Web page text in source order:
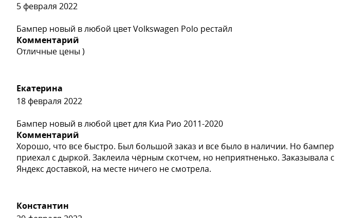
5 февраля 2022
Бампер новый в любой цвет Volkswagen Polo рестайл
Комментарий
Отличные цены )
Екатерина
18 февраля 2022
Бампер новый в любой цвет для Киа Рио 2011-2020
Комментарий
Хорошо, что все быстро. Был большой заказ и все было в наличии. Но бампер
приехал с дыркой. Заклеила чёрным скотчем, но неприятненько. Заказывала с
Яндекс доставкой, на месте ничего не смотрела.
Константин